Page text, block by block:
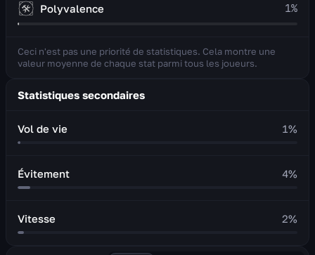
Polyvalence 1%
Ceci n'est pas une priorité de statistiques. Cela montre une
valeur moyenne de chaque stat parmi tous les joueurs.
Statistiques secondaires
Vol de vie 1%
Évitement 4%
Vitesse 2%